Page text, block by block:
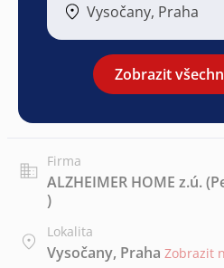
Vysočany, Praha
Zobrazit
Firma
ALZHEIMER HOME z.ú.
)
Lokalita
Vysočany, Praha Zobrazit